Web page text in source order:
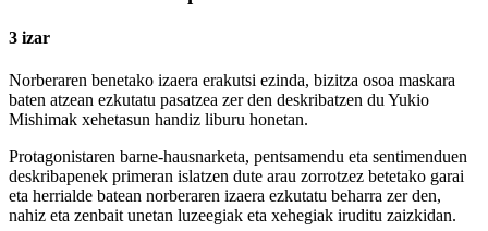
3 izar
Norberaren benetako izaera erakutsi ezinda, bizitza osoa maskara
baten atzean ezkutatu pasatzea zer den deskribatzen du Yukio
Mishimak xehetasun handiz liburu honetan.
Protagonistaren barne-hausnarketa, pentsamendu eta sentimenduen
deskribapenek primeran islatzen dute arau zorrotzez betetako garai
eta herrialde batean norberaren izaera ezkutatu beharra zer den,
nahiz eta zenbait unetan luzeegiak eta xehegiak iruditu zaizkidan.